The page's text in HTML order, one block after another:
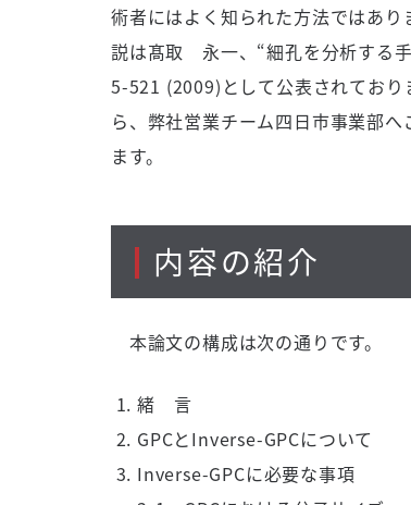
術者にはよく知られた方法ではあ
説は髙取 永一、“細孔を分析する
5-521 (2009)として公表されており
ら、弊社営業チーム四日市事業部
ます。
内容の紹介
本論文の構成は次の通りです。
緒 言
GPCとInverse-GPCについて
Inverse-GPCに必要な事項